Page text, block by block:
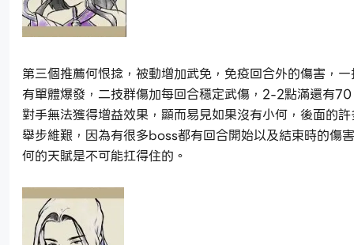
第三個推薦何恨捻，被動增加武免，免疫回合外的傷害，
有單體爆發，二技群傷加每回合穩定武傷，2-2點滿還有
對手無法獲得增益效果，顯而易見如果沒有小何，後面的
舉步維艱，因為有很多boss都有回合開始以及結束時的傷
何的天賦是不可能扛得住的。